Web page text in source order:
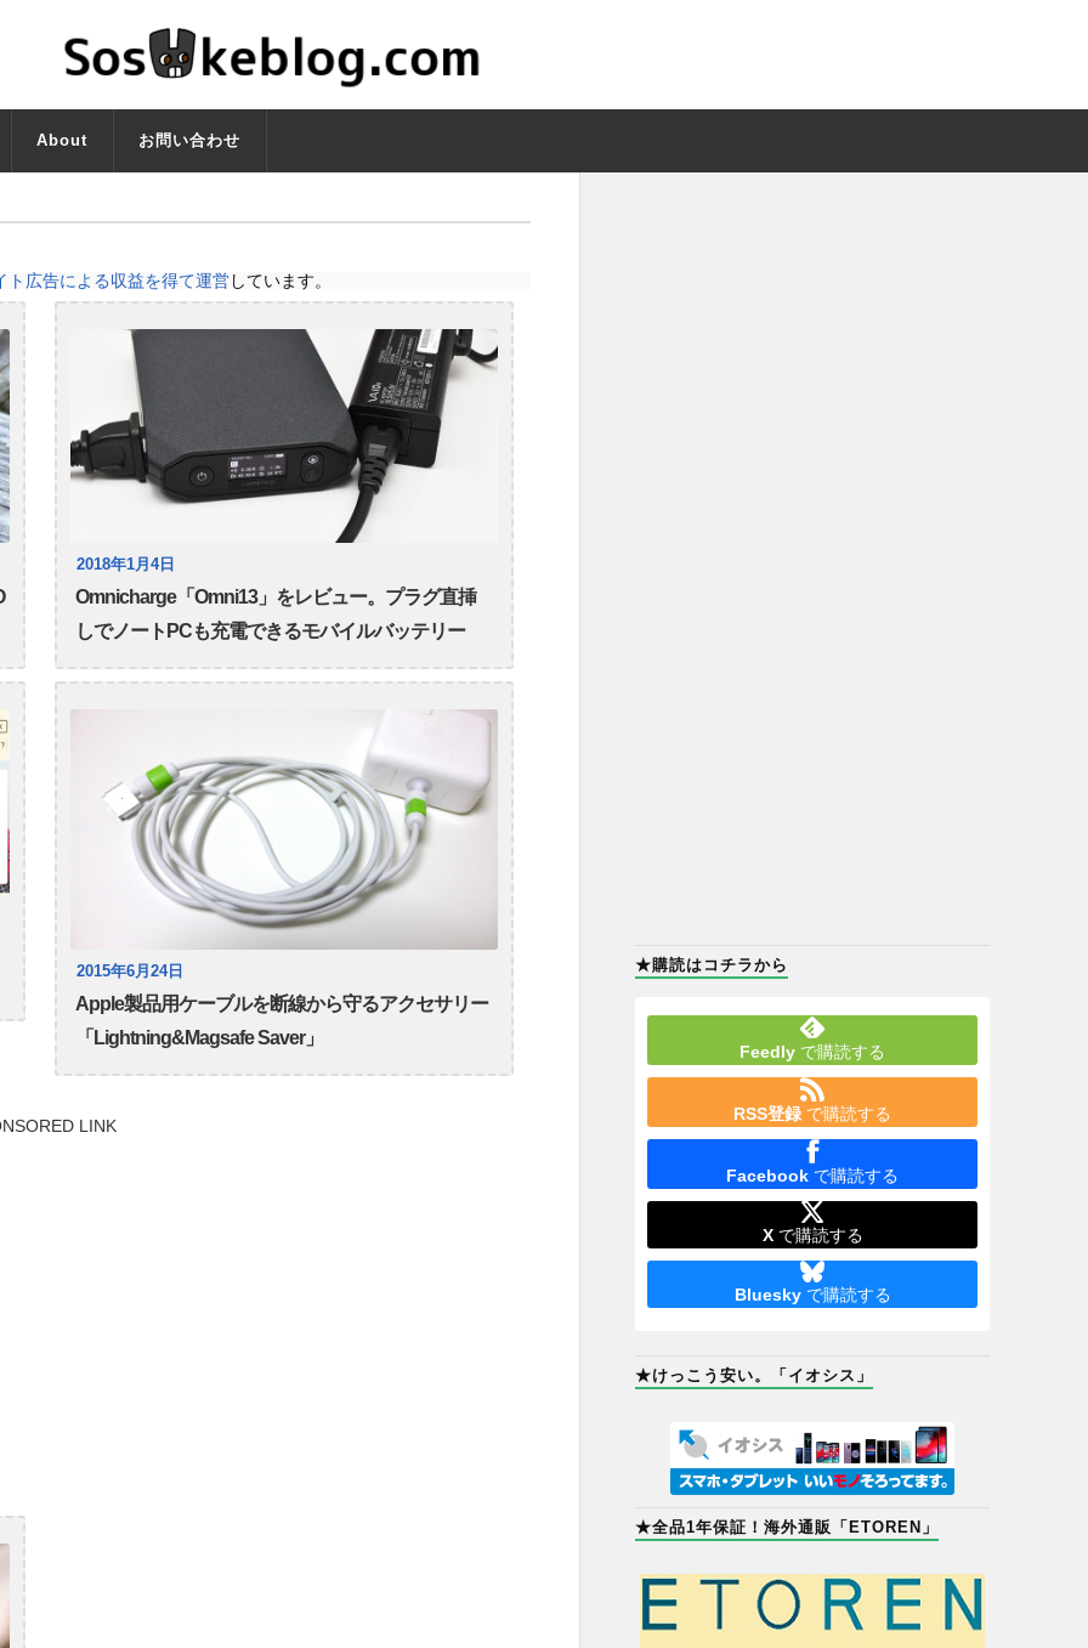
About お問い合わせ
ト広告による収益を得て運営しています。
2018年1月4日
Omnicharge「Omni13」をレビュー。プラグ直挿
しでノートPCも充電できるモバイルバッテリー
2015年6月24日
Apple製品用ケーブルを断線から守るアクセサリー
「Lightning&Magsafe Saver」
LINK
★購読はコチラから
Feedly で購読する
RSS登録 で購読する
Facebook で購読する
Xで購読する
Blueskyで購読する
★けっこう安い。「イオシス」
★全品1年保証！海外通販「ETOREN」